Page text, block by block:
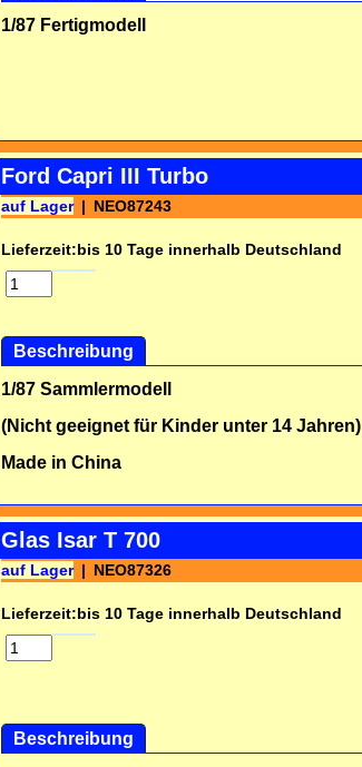
1/87 Fertigmodell
Ford Capri III Turbo
auf Lager NEO87243
Lieferzeit:bis 10 Tage innerhalb Deutschland
Beschreibung
1/87 Sammlermodell
(Nicht geeignet für Kinder unter 14 Jahren)
Made in China
Glas Isar T 700
auf Lager NEO87326
Lieferzeit:bis 10 Tage innerhalb Deutschland
Beschreibung